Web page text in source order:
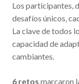
Los participantes,
desafíos únicos,
La clave de todos
capacidad de
cambiantes.
6 retos marcaron